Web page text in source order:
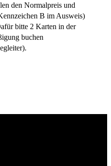
den Normalpreis und
B im Ausweis)
bitte 2 Karten in der
buchen